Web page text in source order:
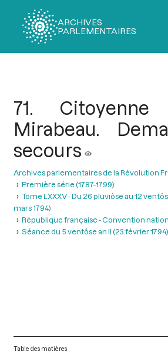
ARCHIVES
PARLEMENTAIRES
71. Citoyenne
Mirabeau.
secours
Archives parlementaires de la Révolution
Première série (1787-1799)
Tome LXXXV - Du 26 pluviôse au 12
mars 1794)
République française - Convention
Séance du 5 ventôse an II (23 février 1794)
Table des matières